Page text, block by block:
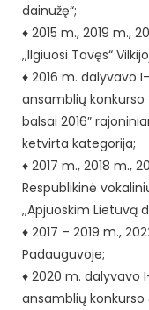
dainužę“;
♦ 2015 m., 2019 m.,
,,Ilgiuosi Tavęs“
♦ 2016 m. dalyvavo
ansamblių konkurso
balsai 2016″
ketvirta kategorija;
♦ 2017 m., 2018 m.,
Respublikinė
,,Apjuoskim Lietuvą
♦ 2017 – 2019 m.,
Padauguvoje;
♦ 2020 m. dalyvavo
ansamblių konkurso